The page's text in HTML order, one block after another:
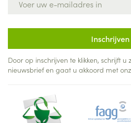
Inschrijven
Door op inschrijven te klikken, schrijft u
nieuwsbrief en gaat u akkoord met